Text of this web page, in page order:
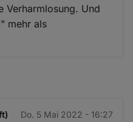
Verharmlosung. Und
mehr als
Do. 5 Mai 2022 - 16:27